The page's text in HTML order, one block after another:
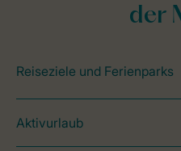
der
Reiseziele und Ferienparks
Aktivurlaub